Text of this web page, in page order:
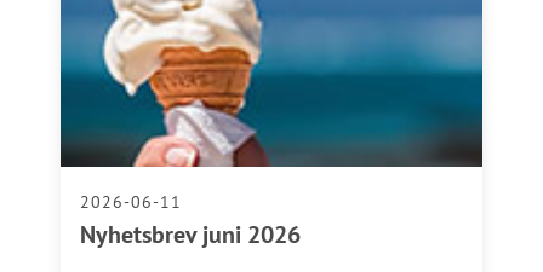
2026-06-11
Nyhetsbrev juni 2026